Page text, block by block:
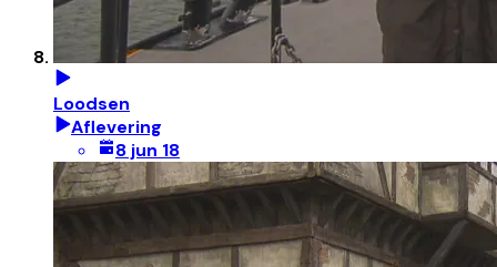
Loodsen
Aflevering
8 jun 18